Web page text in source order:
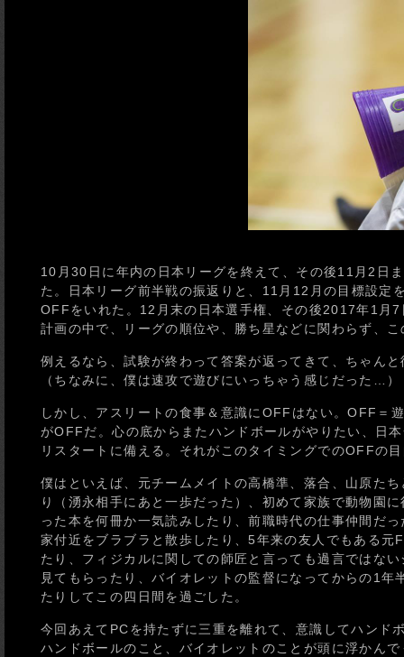
10月30日に年内の日本リーグを終えて、その後11月2日
た。日本リーグ前半戦の振返りと、11月12月の目標設定
OFFをいれた。12月末の日本選手権、その後2017年1月
計画の中で、リーグの順位や、勝ち星などに関わらず、
例えるなら、試験が終わって答案が返ってきて、ちゃん
（ちなみに、僕は速攻で遊びにいっちゃう感じだった…）
しかし、アスリートの食事＆意識にOFFはない。OFF＝
がOFFだ。心の底からまたハンドボールがやりたい、日
リスタートに備える。それがこのタイミングでのOFFの
僕はといえば、元チームメイトの高橋準、落合、山原た
り（湧永相手にあと一歩だった）、初めて家族で動物園
った本を何冊か一気読みしたり、前職時代の仕事仲間だ
家付近をブラブラと散歩したり、5年来の友人でもある
たり、フィジカルに関しての師匠と言っても過言ではな
見てもらったり、バイオレットの監督になってからの1
たりしてこの四日間を過ごした。
今回あえてPCを持たずに三重を離れて、意識してハンド
ハンドボールのこと、バイオレットのことが頭に浮かん